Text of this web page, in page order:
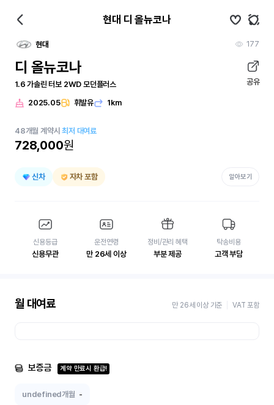
현대 디 올뉴코나
현대 177
디 올뉴코나
1.6 가솔린 터보 2WD 모던플러스 공유
2025.05 휘발유 1km
48개월 계약시최저 대여료
728,000원
신차 자차 포함 알아보기
신용등급
신용무관
운전연령
만 26세 이상
정비/관리 혜택
부분 제공
탁송비용
고객 부담
월 대여료 만 26세 이상 기준 VAT 포함
보증금 계약 만료시 환급!
undefined개월 -